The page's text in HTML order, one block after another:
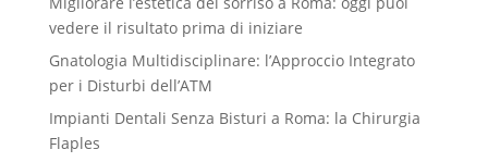
vedere il risultato prima di iniziare
Gnatologia Multidisciplinare: l’Approccio Integrato
per i Disturbi dell’ATM
Impianti Dentali Senza Bisturi a Roma: la Chirurgia
Flaples